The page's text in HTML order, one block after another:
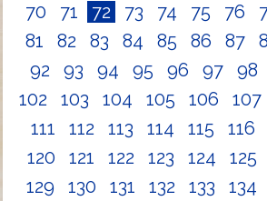
70
71 72 73 74 75 76
81
82 83 84 85 86 87
92
93 94 95 96 97 98
102
103 104 105 106 107
111
112 113 114 115 116
120
121 122 123 124 125
129
130 131 132 133 134